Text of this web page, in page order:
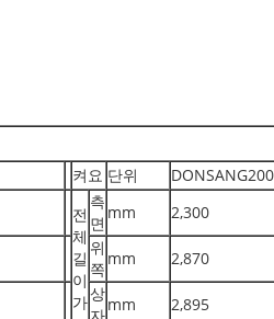
켜요 단위
전
체
길
이
가
측
면
mm 2,300
위
쪽
mm 2,870
상
mm 2,895